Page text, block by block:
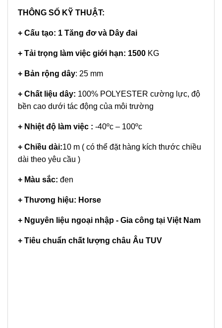
THÔNG SỐ KỸ THUẬT:
+ Cấu tạo: 1 Tăng đơ và Dây đai
+ Tải trọng làm việc giới hạn: 1500 KG
+ Bản rộng dây: 25 mm
+ Chất liệu dây: 100% POLYESTER cường lực, độ
bền cao dưới tác động của môi trường
+ Nhiệt độ làm việc : -40ºc – 100ºc
+ Chiều dài:10 m ( có thể đặt hàng kích thước chiều
dài theo yêu cầu )
+ Màu sắc: đen
+ Thương hiệu: Horse
+ Nguyên liệu ngoại nhập - Gia công tại Việt Nam
+ Tiêu chuẩn chất lượng châu Âu TUV